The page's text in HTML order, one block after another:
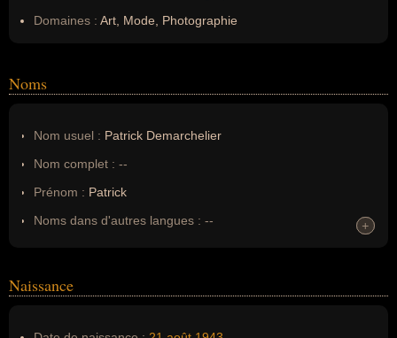
Domaines : Art, Mode, Photographie
Noms
Nom usuel : Patrick Demarchelier
Nom complet : --
Prénom : Patrick
Noms dans d'autres langues : --
Nom de famille :Demarchelier
+
+
Naissance